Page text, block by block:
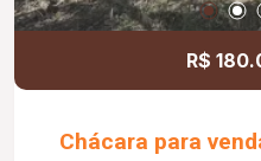
R$
Chácara para